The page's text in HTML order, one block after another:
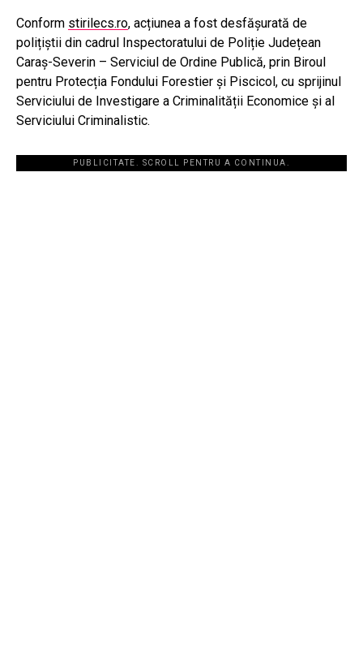
Conform stirilecs.ro, acțiunea a fost desfășurată de
polițiștii din cadrul Inspectoratului de Poliție Județean
Caraș-Severin – Serviciul de Ordine Publică, prin Biroul
pentru Protecția Fondului Forestier și Piscicol, cu sprijinul
Serviciului de Investigare a Criminalității Economice și al
Serviciului Criminalistic.
PUBLICITATE. SCROLL PENTRU A CONTINUA.